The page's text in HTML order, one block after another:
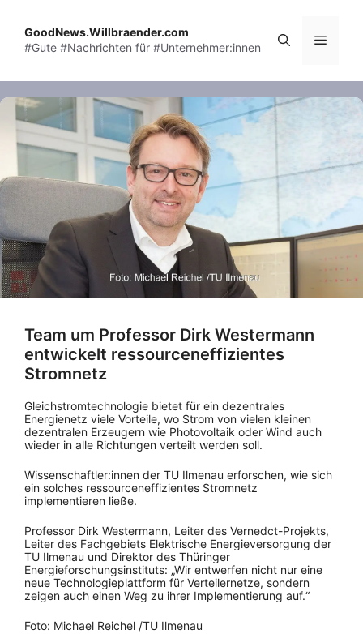
content
GoodNews.Willbraender.com
#Gute #Nachrichten für #Unternehmer:innen
Menu
Team um Professor Dirk Westermann
entwickelt ressourceneffizientes
Stromnetz
Gleichstromtechnologie bietet für ein dezentrales
Energienetz viele Vorteile, wo Strom von vielen kleinen
dezentralen Erzeugern wie Photovoltaik oder Wind auch
wieder in alle Richtungen verteilt werden soll.
Wissenschaftler:innen der TU Ilmenau erforschen, wie sich
ein solches ressourceneffizientes Stromnetz
implementieren ließe.
Professor Dirk Westermann, Leiter des Vernedct-Projekts,
Leiter des Fachgebiets Elektrische Energieversorgung der
TU Ilmenau und Direktor des Thüringer
Energieforschungsinstituts: „Wir entwerfen nicht nur eine
neue Technologieplattform für Verteilernetze, sondern
zeigen auch einen Weg zu ihrer Implementierung auf.“
Foto: Michael Reichel /TU Ilmenau